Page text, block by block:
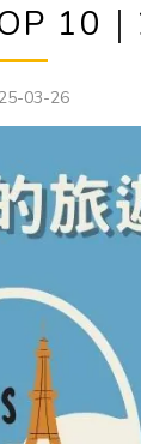
10
03-26